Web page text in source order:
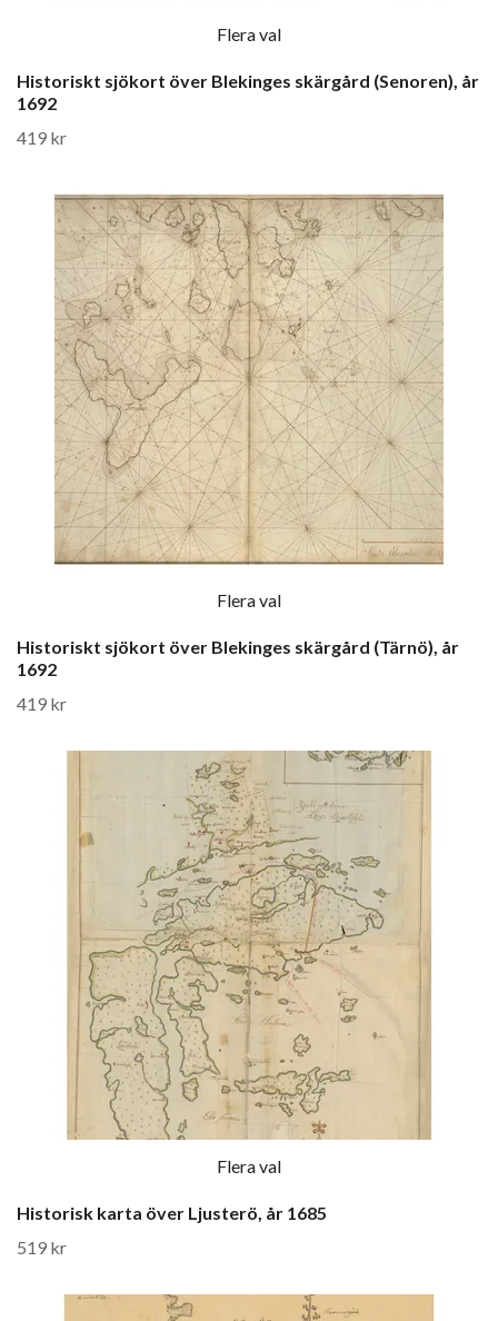
Flera val
Historiskt sjökort över Blekinges skärgård (Senoren), år
1692
419 kr
Flera val
Historiskt sjökort över Blekinges skärgård (Tärnö), år
1692
419 kr
Flera val
Historisk karta över Ljusterö, år 1685
519 kr